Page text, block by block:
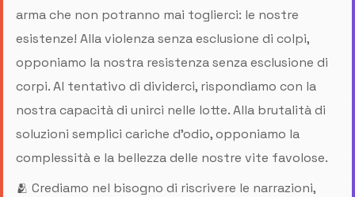
arma che non potranno mai toglierci: le nostre
esistenze! Alla violenza senza esclusione di colpi,
opponiamo la nostra resistenza senza esclusione di
corpi. Al tentativo di dividerci, rispondiamo con la
nostra capacità di unirci nelle lotte. Alla brutalità di
soluzioni semplici cariche d’odio, opponiamo la
complessità e la bellezza delle nostre vite favolose.
🫂 Crediamo nel bisogno di riscrivere le narrazioni,